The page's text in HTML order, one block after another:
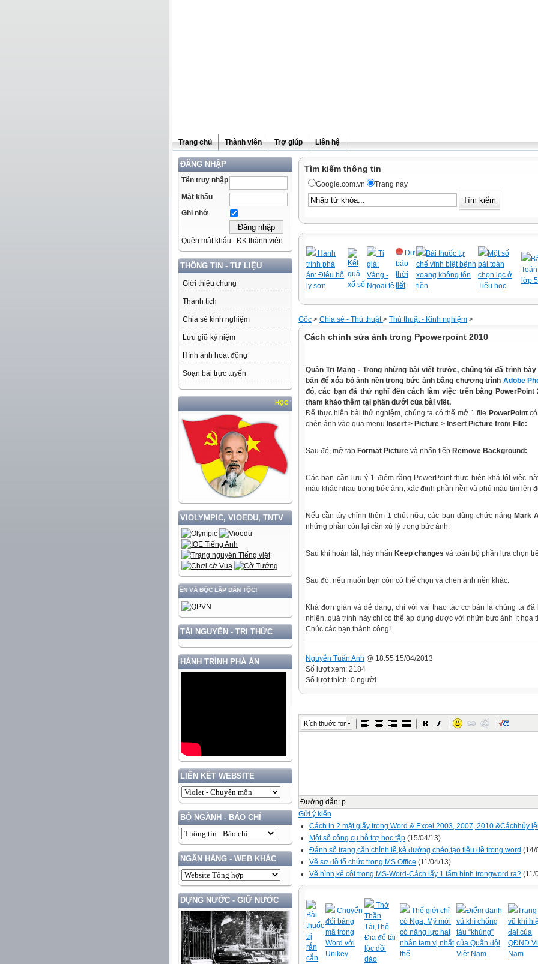
Trang chủ Thành viên Trợ giúp Liên hệ
ĐĂNG NHẬP
Tên truy nhập
Mật khẩu
Ghi nhớ
Quên mật khẩu ĐK thành viên
THÔNG TIN - TƯ LIỆU
Giới thiệu chung
Thành tích
Chia sẻ kinh nghiệm
Lưu giữ kỷ niệm
Hình ảnh hoạt động
Soạn bài trực tuyến
HỌC TẬP VÀ LÀM THEO TƯ TƯỞNG, ĐẠO ĐỨC, PHONG CÁCH HỒ CHÍ MINH
VIOLYMPIC, VIOEDU, TNTV
NƯỚC GẮN VỚI BẢO VỆ VỮNG CHẮC CHỦ QUYỀN VÀ ĐỘC LẬP DÂN TỘC!
TÀI NGUYÊN - TRI THỨC
HÀNH TRÌNH PHÁ ÁN
LIÊN KẾT WEBSITE
BỘ NGÀNH - BÁO CHÍ
NGÂN HÀNG - WEB KHÁC
DỰNG NƯỚC - GIỮ NƯỚC
Tìm kiếm thông tin
Google.com.vn Trang này
Hành
trình phá
án: Điệu hổ
ly sơn
Kết
quả
xổ số
Tỉ
giá:
Vàng -
Ngoại tệ
Dự
báo
thời
tiết
Bài thuốc tự
chế vĩnh biệt bệnh
xoang không tốn
tiền
Một số
bài toán
chọn lọc ở
Tiểu học
lớp
Gốc > Chia sẻ - Thủ thuật> Thủ thuật - Kinh nghiệm >
Cách chỉnh sửa ảnh trong Ppowerpoint 2010
Quản Trị Mạng - Trongnhững bài viết trước, chúng tôi đã trình
bản để xóa bỏ ảnh nềntrong bức ảnh bằng chương trình Adobe
đó, các bạn đã thử nghĩ đếncách làm việc trên bằng PowerPoint
tham khảo thêm tại phần dưới của bài viết.
Để thực hiện bài thử nghiệm, chúng ta có thể mở 1 file PowerPointcó
chèn ảnh vào qua menu Insert > Picture > Insert Picture from File:
Sau đó, mở tab Format Picture và nhấn tiếp Remove Background:
Các bạn cần lưu ý 1 điểm rằng PowerPoint thực hiện khá tốt việc
màu khác nhau trong bức ảnh, xác định phần nền và phủ màu tím lên
Nếu cần tùy chỉnh thêm 1 chút nữa, các bạn dùng chức năng Mark
những phần còn lại cần xử lý trong bức ảnh:
Sau khi hoàn tất, hãy nhấn Keep changes và toàn bộ phần lựa chọn
Sau đó, nếu muốn bạn còn có thể chọn và chèn ảnh nền khác:
Khá đơn giản và dễ dàng, chỉ với vài thao tác cơ bản là chúng ta đã
nhiên, quá trình này chỉ có thể áp dụng được với nhữn bức ảnh ít họa
Chúc các bạn thành công!
Nguyễn Tuấn Anh @ 18:55 15/04/2013
Số lượt xem: 2184
Số lượt thích: 0 người
Kích thước font
Đường dẫn: p
Gửi ý kiến
Cách in 2 mặt giấy trong Word & Excel 2003, 2007, 2010 &Cáchhủy
Một số công cụ hỗ trợ học tập (15/04/13)
Đánh số trang,căn chỉnh lề,kẻ đường chéo,tạo tiêu đề trong word (14/
Vẽ sơ đồ tổ chức trong MS Office (11/04/13)
Vẽ hình,kẻ cột trong MS-Word-Cách lấy 1 tấm hình trongword ra? (11/
Bài
thuốc
trị
rắn
cắn
Chuyển
đổi bảng
mã trong
Word với
Unikey
Thờ
Thần
Tài,Thổ
Địa để tài
lộc dồi
dào
Thế giới chỉ
có Nga, Mỹ mới
có năng lực hạt
nhân tam vị nhất
thể
Điểm danh
vũ khí chống
tàu “khủng”
của Quân đội
Việt Nam
Trang
vũ khí
đại của
QĐND
Nam